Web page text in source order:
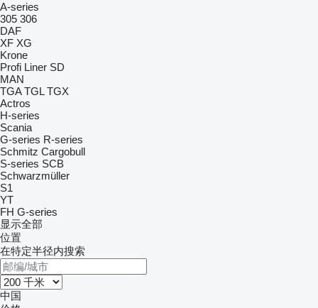
A-series
305 306
DAF
XF XG
Krone
Profi Liner SD
MAN
TGA TGL TGX
Actros
H-series
Scania
G-series R-series
Schmitz Cargobull
S-series SCB
Schwarzmüller
S1
YT
FH G-series
显示全部
位置
在特定半径内搜索
中国